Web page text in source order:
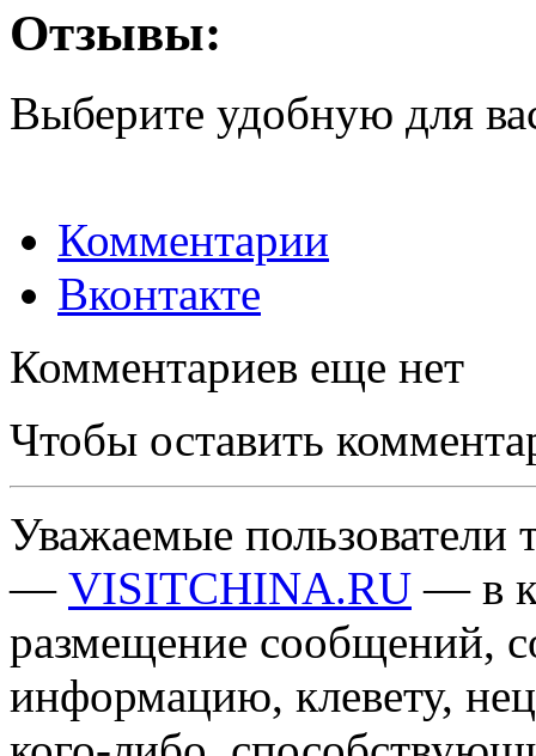
Отзывы:
Выберите удобную для
Комментарии
Вконтакте
Комментариев еще нет
Чтобы оставить
Уважаемые пользователи
— VISITCHINA.RU — в
размещение сообщений,
информацию, клевету,